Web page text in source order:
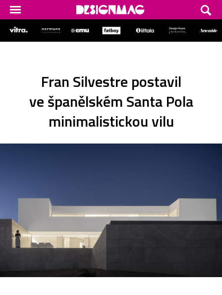
Fran Silvestre postavil
ve španělském Santa Pola
minimalistickou vilu